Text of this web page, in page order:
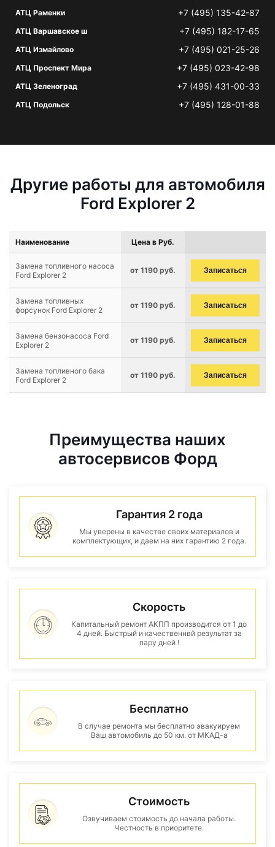
АТЦ Раменки +7 (495) 135-42-87
АТЦ Варшавское ш +7 (495) 182-17-65
АТЦ Измайлово +7 (495) 021-25-26
АТЦ Проспект Мира +7 (495) 023-42-98
АТЦ Зеленоград +7 (495) 431-00-33
АТЦ Подольск +7 (495) 128-01-88
Другие работы для автомобиля
Ford Explorer 2
Наименование Цена в Руб.
Замена топливного насоса
Ford Explorer 2
от 1190 руб. Записаться
Замена топливных
форсунок Ford Explorer 2
от 1190 руб. Записаться
Замена бензонасоса Ford
Explorer 2
от 1190 руб. Записаться
Замена топливного бака
Ford Explorer 2
от 1190 руб. Записаться
Преимущества наших
автосервисов Форд
Гарантия 2 года
Мы уверены в качестве своих материалов и
комплектующих, и даем на них гарантию 2 года.
Скорость
Капитальный ремонт АКПП производится от 1 до
4 дней. Быстрый и качественнвй результат за
пару дней !
Бесплатно
В случае ремонта мы бесплатно эвакуируем
Ваш автомобиль до 50 км. от МКАД-а
Стоимость
Озвучиваем стоимость до начала работы.
Честность в приоритете.